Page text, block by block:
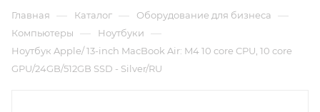
Главная — Каталог — Оборудование для бизнеса —
Компьютеры — Ноутбуки —
Ноутбук Apple/ 13-inch MacBook Air: M4 10 core CPU, 10 core
GPU/24GB/512GB SSD - Silver/RU